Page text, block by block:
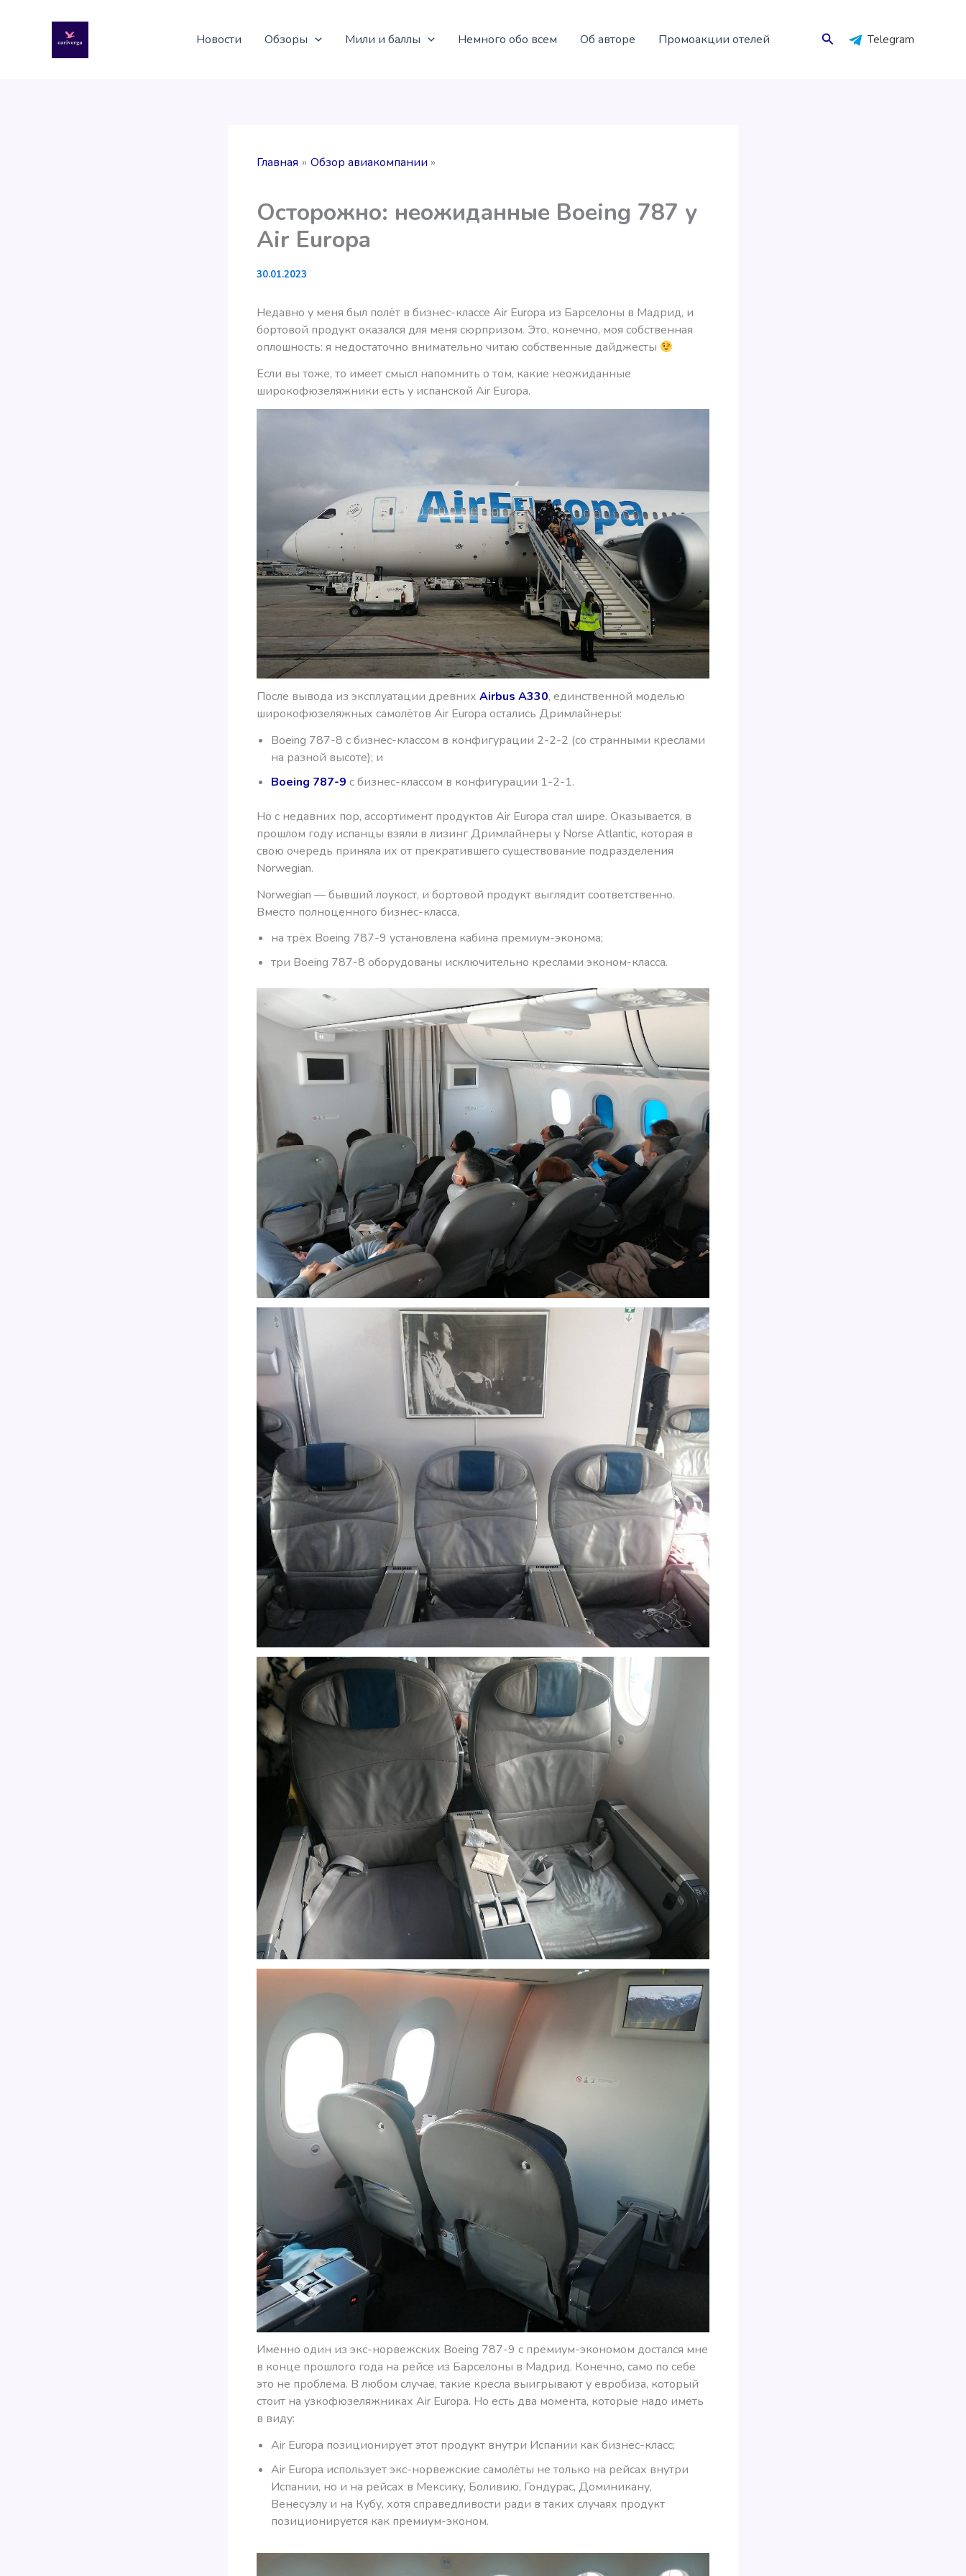
содержимому
Новости Обзоры Мили и баллы Немного обо всем Об авторе Промоакции отелей Поиск Telegram
Главная Обзор авиакомпании
Осторожно: неожиданные Boeing 787 у
Air Europa
30.01.2023
Недавно у меня был полёт в бизнес-классе Air Europa из Барселоны в Мадрид, и
бортовой продукт оказался для меня сюрпризом. Это, конечно, моя собственная
оплошность: я недостаточно внимательно читаю собственные дайджесты
Если вы тоже, то имеет смысл напомнить о том, какие неожиданные
широкофюзеляжники есть у испанской Air Europa.
После вывода из эксплуатации древних Airbus A330, единственной моделью
широкофюзеляжных самолётов Air Europa остались Дримлайнеры:
Boeing 787-8 с бизнес-классом в конфигурации 2-2-2 (со странными креслами
на разной высоте); и
Boeing 787-9 с бизнес-классом в конфигурации 1-2-1.
Но с недавних пор, ассортимент продуктов Air Europa стал шире. Оказывается, в
прошлом году испанцы взяли в лизингДримлайнеры у Norse Atlantic, которая в
свою очередь приняла их от прекратившего существование подразделения
Norwegian.
Norwegian — бывший лоукост, и бортовой продукт выглядит соответственно.
Вместо полноценного бизнес-класса,
на трёх Boeing 787-9 установлена кабина премиум-эконома;
три Boeing 787-8 оборудованы исключительно креслами эконом-класса.
Именно один из экс-норвежских Boeing 787-9 с премиум-экономом достался мне
в конце прошлого года на рейсе из Барселоны в Мадрид. Конечно, само по себе
это не проблема. В любом случае, такие кресла выигрывают у евробиза, который
стоит на узкофюзеляжниках Air Europa. Но есть два момента, которые надо иметь
в виду:
Air Europa позиционирует этот продукт внутри Испании как бизнес-класс;
Air Europa использует экс-норвежские самолёты не только на рейсах внутри
Испании, но и на рейсах в Мексику, Боливию, Гондурас, Доминикану,
Венесуэлу и на Кубу, хотя справедливости ради в таких случаях продукт
позиционируется как премиум-эконом.